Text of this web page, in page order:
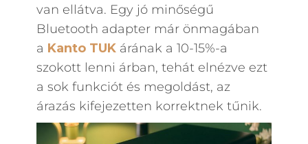
van ellátva. Egy jó minőségű
Bluetooth adapter már önmagában
a Kanto TUKárának a 10-15%-a
szokott lenni árban, tehát elnézve ezt
a sok funkciót és megoldást, az
árazás kifejezetten korrektnek tűnik.